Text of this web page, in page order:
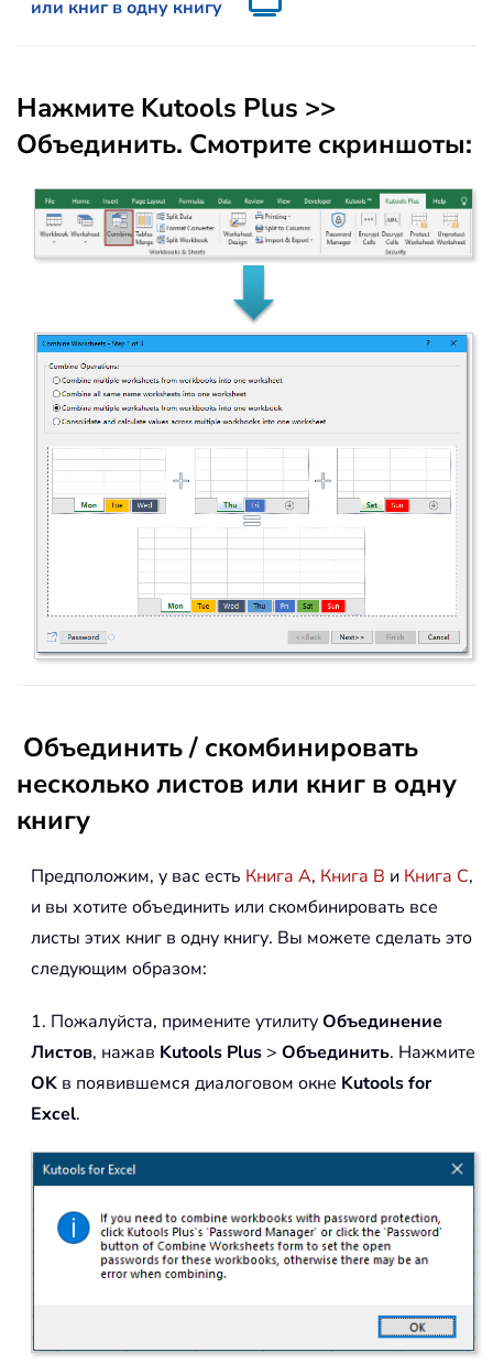
или книг в одну книгу
Нажмите Kutools Plus >>
Объединить. Смотрите скриншоты:
Объединить / скомбинировать
несколько листов или книг в одну
книгу
Предположим, у вас есть Книга A, Книга B и Книга C,
и вы хотите объединить или скомбинировать все
листы этих книг в одну книгу. Вы можете сделать это
следующим образом:
1. Пожалуйста, примените утилитуОбъединение
Листов, нажав Kutools Plus > Объединить. Нажмите
OK в появившемся диалоговом окне Kutools for
Excel.